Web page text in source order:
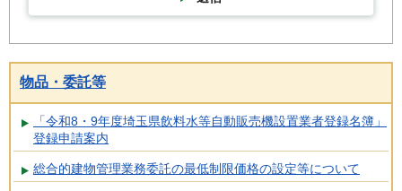
物品・委託等
「令和8・9年度埼玉県飲料水等自動販売機設置業者登録名簿」
登録申請案内
総合的建物管理業務委託の最低制限価格の設定等について